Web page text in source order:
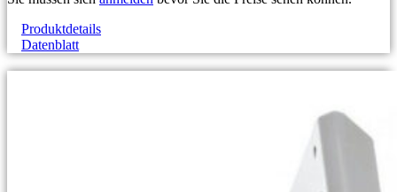
Produktdetails
Datenblatt